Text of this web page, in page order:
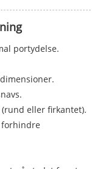
portydelse.
eller firkantet).